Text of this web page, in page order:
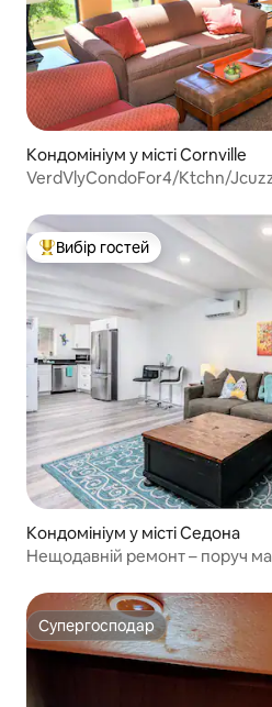
Кондомініум у місті Cornville
VerdVlyCondoFor4/Ktchn/
Топ вибір гостей
Вибір гостей
Кондомініум у місті Седона
Нещодавній ремонт – поруч
Супергосподар
Супергосподар